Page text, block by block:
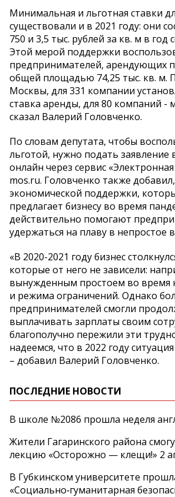
Минимальная и льготная ставки
существовали и в 2021 году: они
750 и 3,5 тыс. рублей за кв. м в год
Этой мерой поддержки
предпринимателей, арендующих
общей площадью 74,25 тыс. кв. м.
Москвы, для 331 компании
ставка аренды, для 80 компаний -
сказал Валерий Головченко.
По словам депутата, чтобы
льготой, нужно подать
онлайн через сервис
mos.ru. Головченко также
экономической поддержки,
предлагает бизнесу во время
действительно помогают
удержаться на плаву в непростое
«В 2020-2021 году бизнес
которые от него не зависели:
вынужденным простоем во время
и режима ограничений. Однако
предпринимателей смогли
выплачивать зарплаты своим
благополучно пережили эти
надеемся, что в 2022 году
– добавил Валерий Головченко.
ПОСЛЕДНИЕ НОВОСТИ
В школе №2086 прошла неделя
Жители Гагаринского района
лекцию «Осторожно — клещи!» 2
В Губкинском университете
«Социально‑гуманитарная